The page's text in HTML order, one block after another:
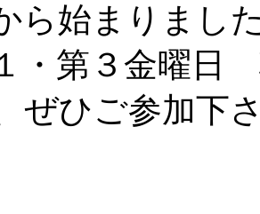
ら始まりまし
・第３金曜日
ぜひご参加下